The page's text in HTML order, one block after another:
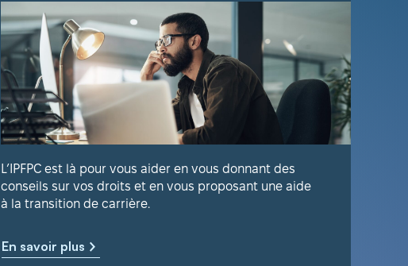
L’IPFPC est là pour vous aider en vous donnant des
conseils sur vos droits et en vous proposant une aide
à la transition de carrière.
En savoir plus